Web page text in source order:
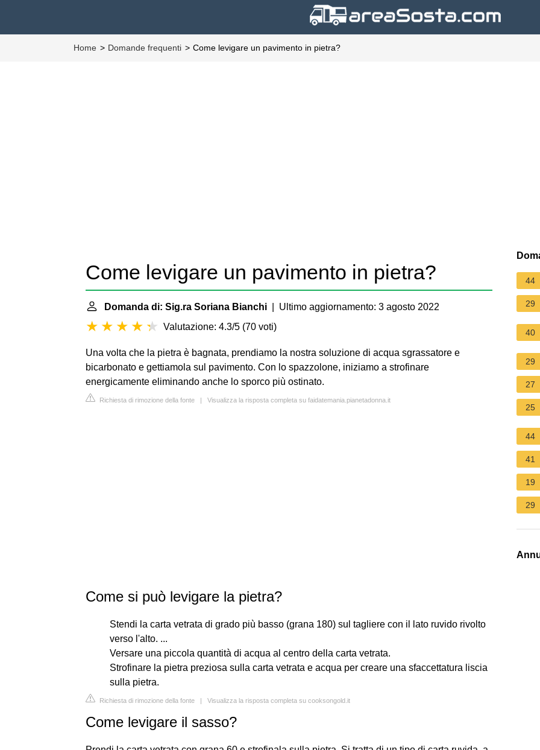
Home Domande frequenti Come levigare un pavimento in pietra?
Come levigare un pavimento in pietra?
Domanda di: Sig.ra Soriana Bianchi | Ultimo aggiornamento: 3 agosto 2022
Valutazione: 4.3/5 (70 voti)
Una volta che la pietra è bagnata, prendiamo la nostra soluzione di acqua sgrassatore e
bicarbonato e gettiamola sul pavimento. Con lo spazzolone, iniziamo a strofinare
energicamente eliminando anche lo sporco più ostinato.
Richiesta di rimozione della fonte | Visualizza la risposta completa su faidatemania.pianetadonna.it
Come si può levigare la pietra?
Stendi la carta vetrata di grado più basso (grana 180) sul tagliere con il lato ruvido rivolto
verso l'alto. ...
Versare una piccola quantità di acqua al centro della carta vetrata.
Strofinare la pietra preziosa sulla carta vetrata e acqua per creare una sfaccettatura liscia
sulla pietra.
Richiesta di rimozione della fonte | Visualizza la risposta completa su cooksongold.it
Come levigare il sasso?
44
29
40
29
27
25
44
41
19
29